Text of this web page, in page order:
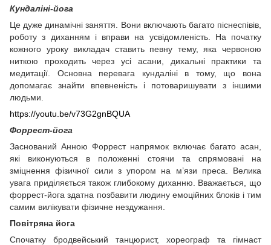
Кундаліні-йога
Це дуже динамічні заняття. Вони включають багато піснеспівів,
роботу з диханням і вправи на усвідомленість. На початку
кожного уроку викладач ставить певну тему, яка червоною
ниткою проходить через усі асани, дихальні практики та
медитації. Основна перевага кундаліні в тому, що вона
допомагає знайти впевненість і потоваришувати з іншими
людьми.
https://youtu.be/v73G2gnBQUA
Форрест-йога
Заснований Анною Форрест напрямок включає багато асан,
які виконуються в положенні стоячи та спрямовані на
зміцнення фізичної сили з упором на м’язи преса. Велика
увага приділяється також глибокому диханню. Вважається, що
форрест-йога здатна позбавити людину емоційних блоків і тим
самим вилікувати фізичне нездужання.
Повітряна йога
Спочатку бродвейський танцюрист, хореограф та гімнаст